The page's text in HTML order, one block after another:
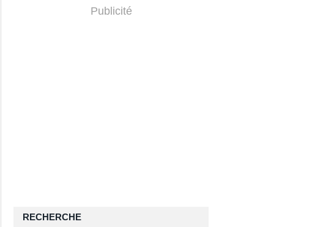
Publicité
RECHERCHE